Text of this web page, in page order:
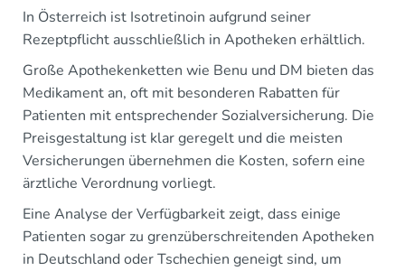
In Österreich ist Isotretinoin aufgrund seiner
Rezeptpflicht ausschließlich in Apotheken erhältlich.
Große Apothekenketten wie Benu und DM bieten das
Medikament an, oft mit besonderen Rabatten für
Patienten mit entsprechender Sozialversicherung. Die
Preisgestaltung ist klar geregelt und die meisten
Versicherungen übernehmen die Kosten, sofern eine
ärztliche Verordnung vorliegt.
Eine Analyse der Verfügbarkeit zeigt, dass einige
Patienten sogar zu grenzüberschreitenden Apotheken
in Deutschland oder Tschechien geneigt sind, um